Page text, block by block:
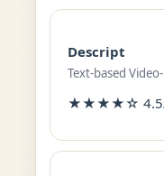
Descript
Text-based
★★★★☆